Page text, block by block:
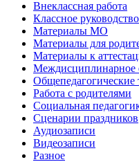
Внеклассная работа
Классное руководство
Материалы МО
Материалы для
Материалы к
Междисциплинарное
Общепедагогические
Работа с родителями
Социальная
Сценарии праздников
Аудиозаписи
Видеозаписи
Разное